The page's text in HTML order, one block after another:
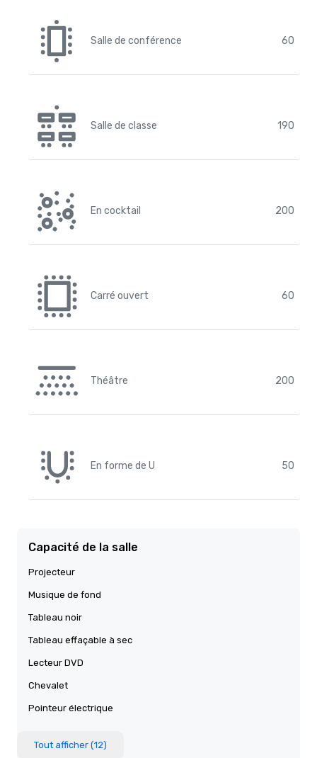
Salle de conférence 60
Salle de classe 190
En cocktail 200
Carré ouvert 60
Théâtre 200
En forme de U 50
Capacité de la salle
Projecteur
Musique de fond
Tableau noir
Tableau effaçable à sec
Lecteur DVD
Chevalet
Pointeur électrique
Tout afficher (12)